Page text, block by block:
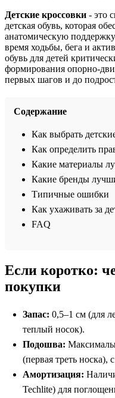
Детские кроссовки - это
детская обувь, которая
анатомическую
время ходьбы, бега и
обувь для детей
формирования опорно-
первых шагов и до
Содержание
Как выбрать
Как определить
Какие материалы
Какие бренды
Типичные ошибки
Как ухаживать за
FAQ
Если коротко:
покупки
Запас: 0,5–1 см (для
теплый носок).
Подошва:
(первая треть носка),
Амортизация:
Techlite) для